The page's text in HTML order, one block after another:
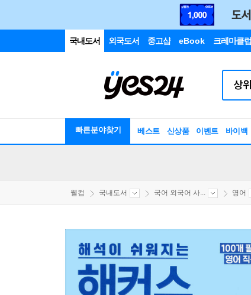
국내도서 외국도서 중고샵 eBook 크레마클럽
빠른분야찾기 베스트 신상품 이벤트 바이백
웰컴 국내도서 국어 외국어 사... 영어